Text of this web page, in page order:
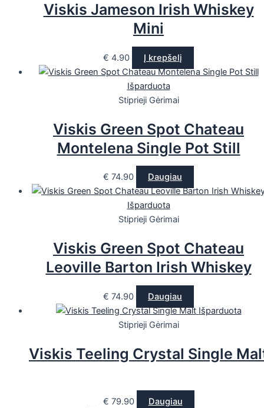
Viskis Jameson Irish Whiskey
Mini
€ 4.90 Į krepšelį
Išparduota
Stiprieji Gėrimai
Viskis Green Spot Chateau
Montelena Single Pot Still
€ 74.90 Daugiau
Išparduota
Stiprieji Gėrimai
Viskis Green Spot Chateau
Leoville Barton Irish Whiskey
€ 74.90
Daugiau
Išparduota
Stiprieji Gėrimai
Viskis Teeling Crystal Single
€ 79.90 Daugiau